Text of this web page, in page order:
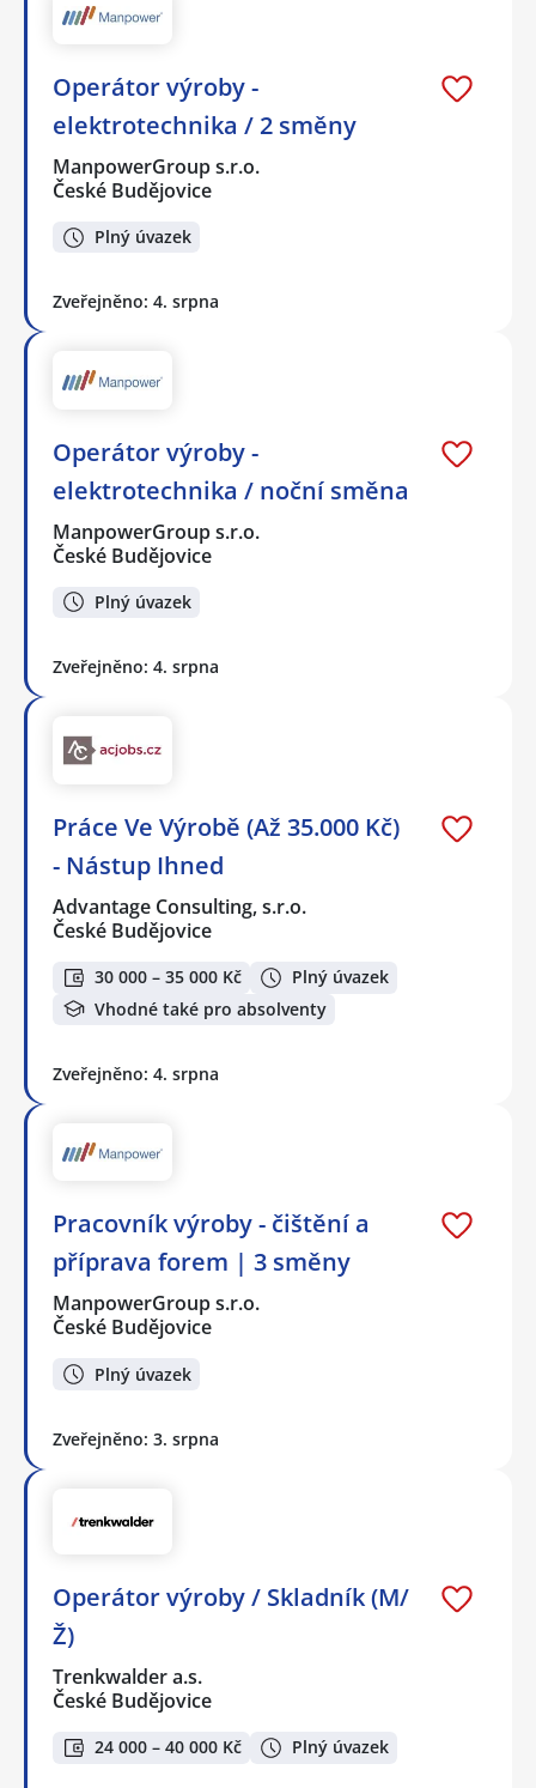
Operátor výroby -
elektrotechnika / 2 směny
ManpowerGroup s.r.o.
České Budějovice
Plný úvazek
Zveřejněno: 4. srpna
Operátor výroby -
elektrotechnika / noční směna
ManpowerGroup s.r.o.
České Budějovice
Plný úvazek
Zveřejněno: 4. srpna
Práce Ve Výrobě (Až 35.000 Kč)
- Nástup Ihned
Advantage Consulting, s.r.o.
České Budějovice
30 000 – 35 000 Kč
Plný úvazek
Vhodné také pro absolventy
Zveřejněno: 4. srpna
Pracovník výroby - čištění a
příprava forem | 3 směny
ManpowerGroup s.r.o.
České Budějovice
Plný úvazek
Zveřejněno: 3. srpna
Operátor výroby / Skladník (M/
Ž)
Trenkwalder a.s.
České Budějovice
24 000 – 40 000 Kč Plný úvazek